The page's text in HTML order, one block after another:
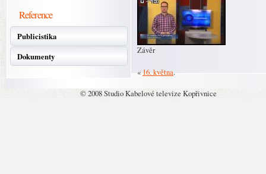
Reference
Publicistika
Dokumenty
Závěr
« 16. května.
© 2008 Studio Kabelové televize Kopřivnice